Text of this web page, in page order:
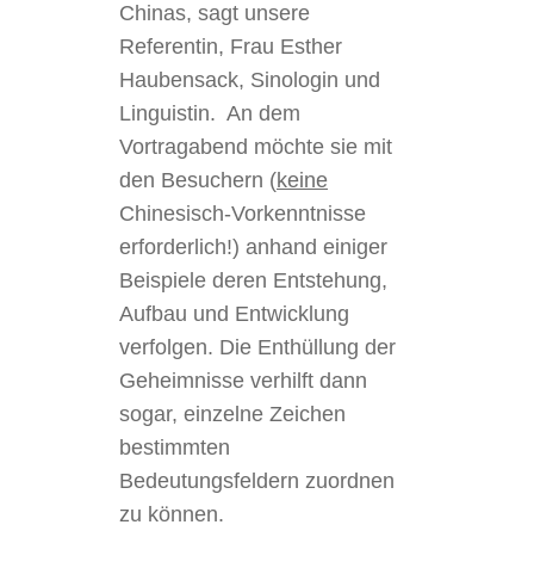
Chinas, sagt unsere
Referentin, Frau Esther
Haubensack, Sinologin und
Linguistin. An dem
Vortragabend möchte sie mit
den Besuchern (keine
Chinesisch-Vorkenntnisse
erforderlich!) anhand einiger
Beispiele deren Entstehung,
Aufbau und Entwicklung
verfolgen. Die Enthüllung der
Geheimnisse verhilft dann
sogar, einzelne Zeichen
bestimmten
Bedeutungsfeldern zuordnen
zu können.